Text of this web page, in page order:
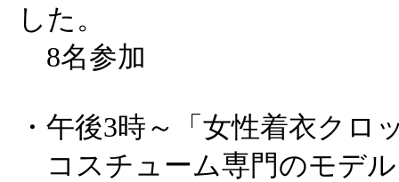
した。
8名参加
・午後3時～「女性着衣クロ
コスチューム専門のモデ